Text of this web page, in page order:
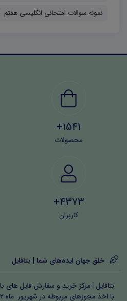
نمونه سوالات امتحانی انگلیسی هفتم word 1402
1541+
محصولات
4373+
کاربران
خلق جهان ایده‌های شما | بتافایل
بتافایل | مرکز خرید و سفارش فایل های